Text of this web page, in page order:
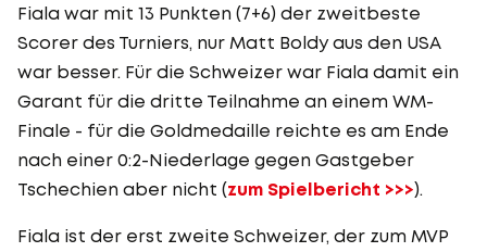
Fiala war mit 13 Punkten (7+6) der zweitbeste
Scorer des Turniers, nur Matt Boldy aus den USA
war besser. Für die Schweizer war Fiala damit ein
Garant für die dritte Teilnahme an einem WM-
Finale - für die Goldmedaille reichte es am Ende
nach einer 0:2-Niederlage gegen Gastgeber
Tschechien aber nicht (zum Spielbericht >>>).
Fiala ist der erst zweite Schweizer, der zum MVP